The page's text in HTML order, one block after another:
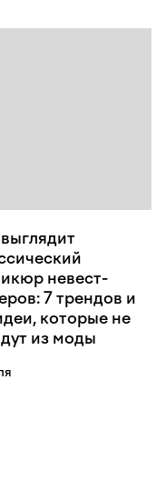
невест-
7 трендов и
которые не
из моды